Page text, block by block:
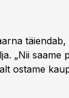
„Nii saame
ostame